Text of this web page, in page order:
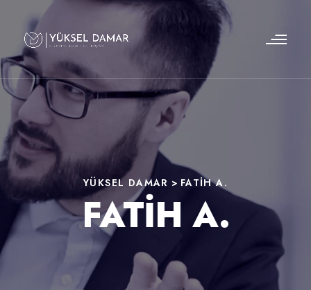
YÜKSEL DAMAR > FATIH A.
FATIH A.